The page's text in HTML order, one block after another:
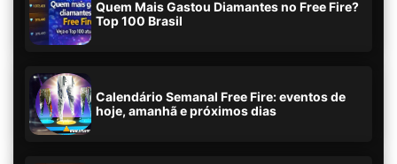
Quem Mais Gastou Diamantes no Free Fire?
Top 100 Brasil
Calendário Semanal Free Fire: eventos de
hoje, amanhã e próximos dias